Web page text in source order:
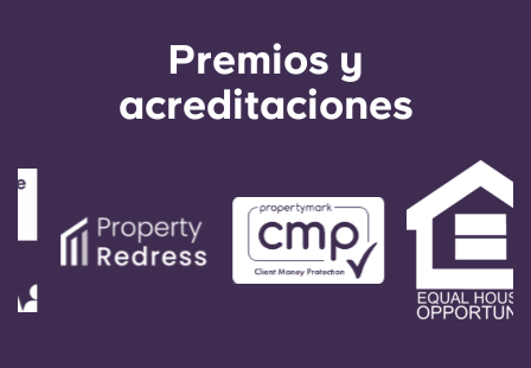
Premios y
acreditaciones